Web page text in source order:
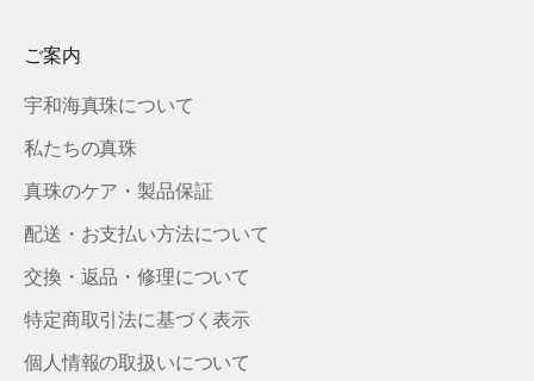
ご案内
宇和海真珠について
私たちの真珠
真珠のケア・製品保証
配送・お支払い方法について
交換・返品・修理について
特定商取引法に基づく表示
個人情報の取扱いについて